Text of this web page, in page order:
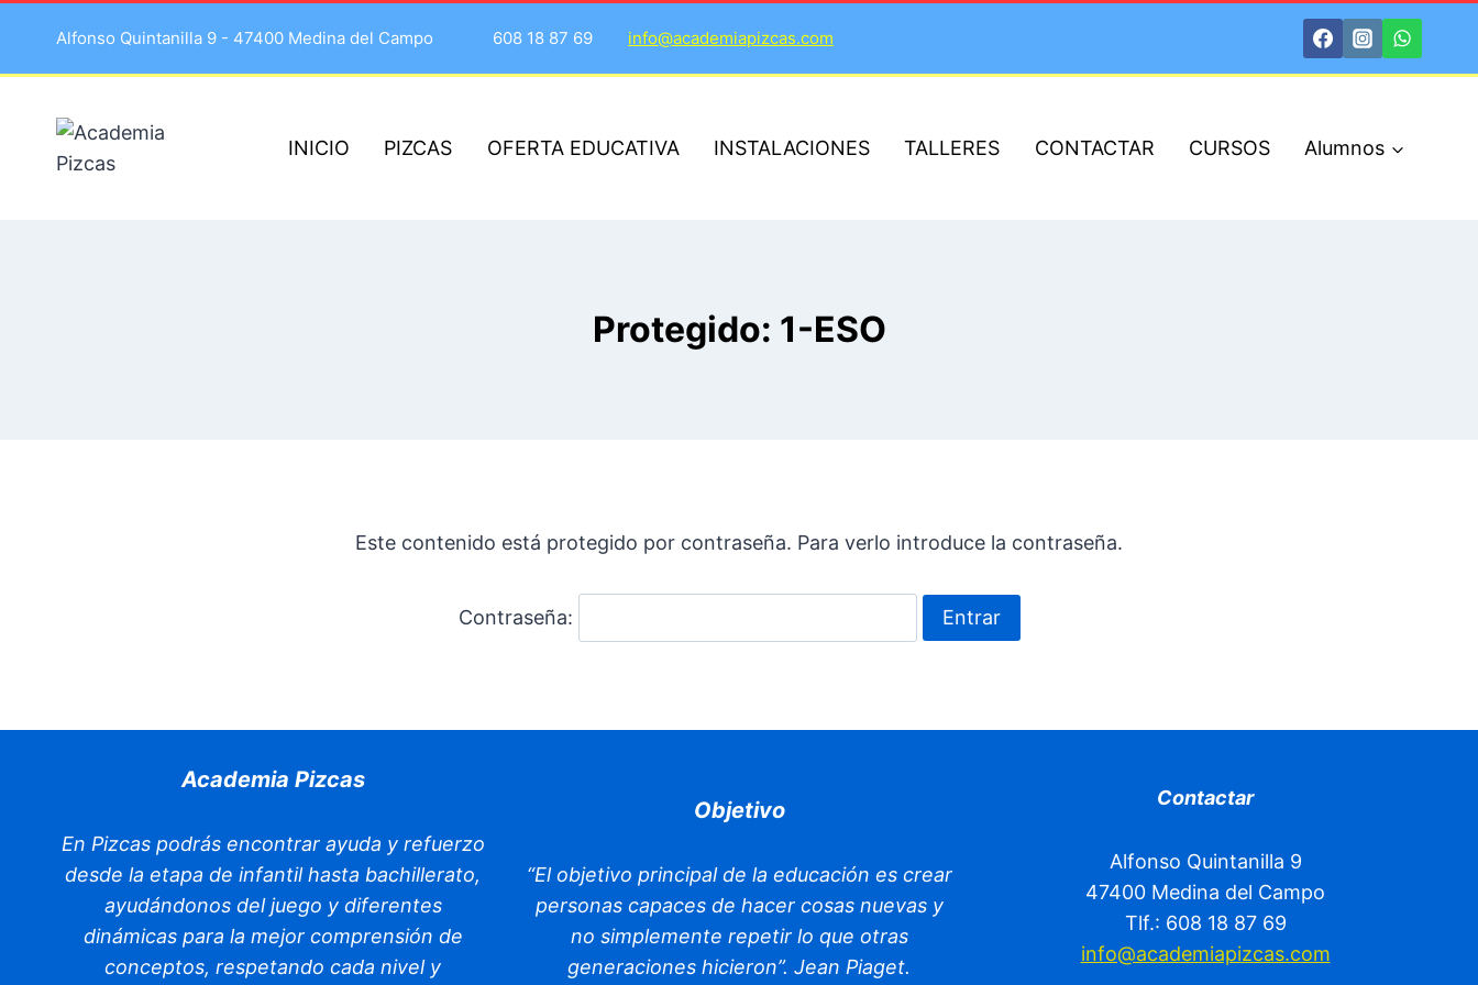
Alfonso Quintanilla 9 - 47400 Medina del Campo 608 18 87 69 info@academiapizcas.com
INICIO PIZCAS OFERTA EDUCATIVA INSTALACIONES TALLERES CONTACTAR CURSOS Alumnos
Protegido: 1-ESO
Este contenido está protegido por contraseña. Para verlo introduce la contraseña.
Contraseña:
Academia Pizcas
En Pizcas podrás encontrar ayuda y refuerzo
desde la etapa de infantil hasta bachillerato,
ayudándonos del juego y diferentes
dinámicas para la mejor comprensión de
conceptos, respetando cada nivel y
Objetivo
“El objetivo principal de la educación es crear
personas capaces de hacer cosas nuevas y
no simplemente repetir lo que otras
generaciones hicieron”. Jean Piaget.
Contactar
Alfonso Quintanilla 9
47400 Medina del Campo
Tlf.: 608 18 87 69
info@academiapizcas.com